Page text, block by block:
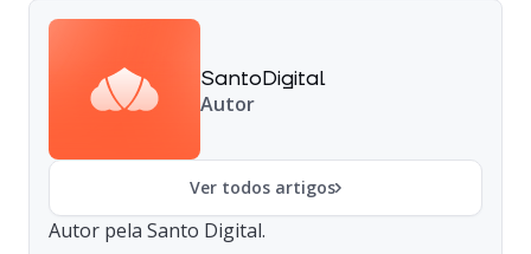
SantoDigital
Autor
Ver todos artigos
Autor pela Santo Digital.